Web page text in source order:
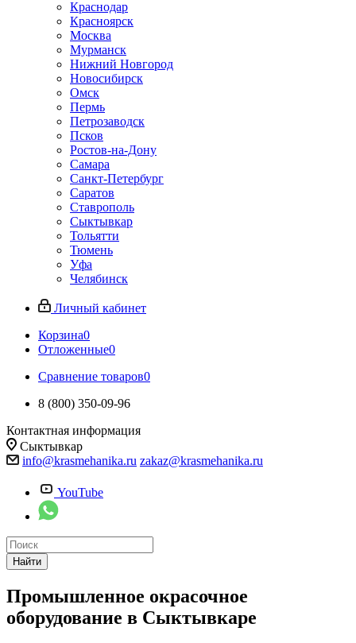
Краснодар
Красноярск
Москва
Мурманск
Нижний Новгород
Новосибирск
Омск
Пермь
Петрозаводск
Псков
Ростов-на-Дону
Самара
Санкт-Петербург
Саратов
Ставрополь
Сыктывкар
Тольятти
Тюмень
Уфа
Челябинск
Личный кабинет
Корзина0
Отложенные0
Сравнение товаров0
8 (800) 350-09-96
Контактная информация
Сыктывкар
info@krasmehanika.ru zakaz@krasmehanika.ru
YouTube
Найти
Промышленное окрасочное
оборудование в Сыктывкаре